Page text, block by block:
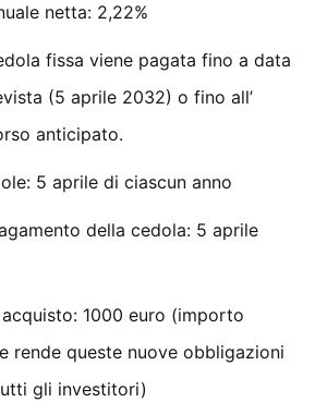
netta: 2,22%
fissa viene pagata fino a data
(5 aprile 2032) o fino all’
anticipato.
5 aprile di ciascun anno
della cedola: 5 aprile
1000 euro (importo
rende queste nuove obbligazioni
gli investitori)